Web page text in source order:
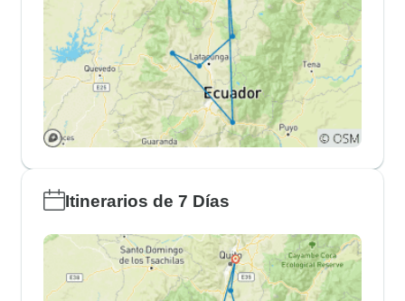
Itinerarios de 7 Días